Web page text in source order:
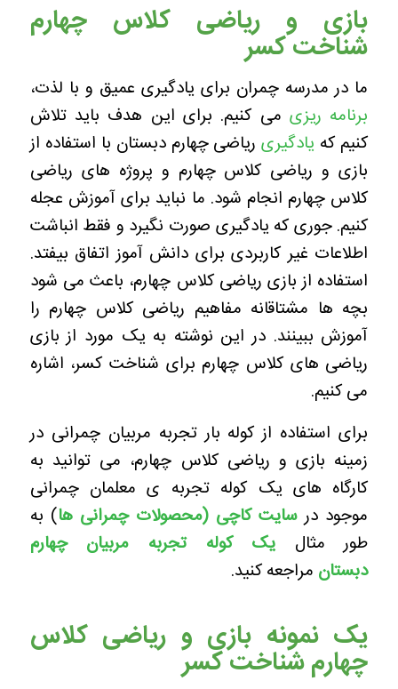
بازی و ریاضی کلاس چهارم
شناخت کسر
ما در مدرسه چمران برای یادگیری عمیق و با لذت،
برنامه ریزیمی کنیم. برای این هدف باید تلاش
کنیم که یادگیریریاضی چهارم دبستان با استفاده از
بازی و ریاضی کلاس چهارم و پروژه های ریاضی
کلاس چهارم انجام شود. ما نباید برای آموزش عجله
کنیم. جوری که یادگیری صورت نگیرد و فقط انباشت
اطلاعات غیر کاربردی برای دانش آموز اتفاق بیفتد.
استفاده از بازی ریاضی کلاس چهارم، باعث می شود
بچه ها مشتاقانه مفاهیم ریاضی کلاس چهارم را
آموزش ببینند. در این نوشته به یک مورد از بازی
ریاضی های کلاس چهارم برای شناخت کسر، اشاره
می کنیم.
برای استفاده از کوله بار تجربه مربیان چمرانی در
زمینه بازی و ریاضی کلاس چهارم، می توانید به
کارگاه های یک کوله تجربه ی معلمان چمرانی
موجود درسایت کاچی (محصولات چمرانی ها) به
طور مثال یک کوله تجربه مربیان چهارم
دبستان مراجعه کنید.
یک نمونه بازی و ریاضی کلاس
چهارم شناخت کسر